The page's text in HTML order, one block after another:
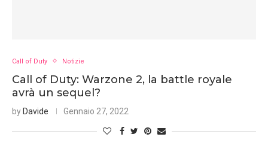
Call of Duty Notizie
Call of Duty: Warzone 2, la battle royale
avrà un sequel?
by Davide Gennaio 27, 2022